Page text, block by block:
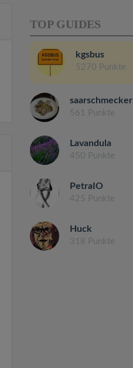
TOP GUIDES
kgsbus
5270 Punkte
saarschmecker
561 Punkte
Lavandula
450 Punkte
PetraIO
425 Punkte
Huck
318 Punkte